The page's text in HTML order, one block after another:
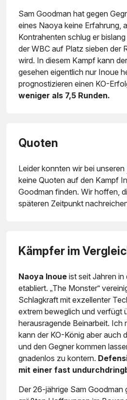
Sam Goodman hat gegen
eines Naoya keine Erfahrung,
Kontrahenten schlug er
der WBC auf Platz sieben der
wird. In diesem Kampf kann
gesehen eigentlich nur Inoue
prognostizieren einen KO-
weniger als 7,5 Runden.
Quoten
Leider konnten wir bei unseren
keine Quoten auf den Kampf
Goodman finden. Wir hoffen,
späteren Zeitpunkt
Kämpfer im
Naoya Inoue ist seit Jahren in
etabliert. „The Monster“
Schlagkraft mit exzellenter
extrem beweglich und verfügt
herausragende Beinarbeit. Ich
kann der KO-König aber auch
und den Gegner kommen
gnadenlos zu kontern.
mit einer fast
Der 26-jährige Sam Goodman